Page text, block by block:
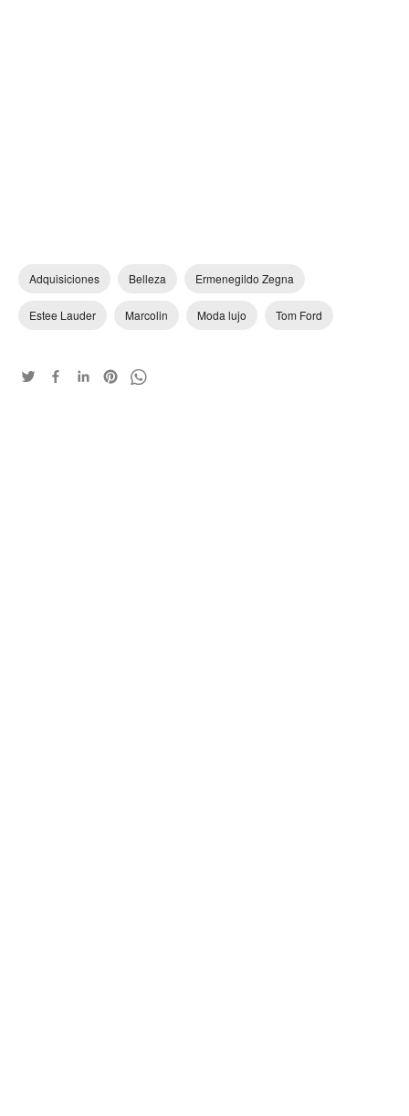
Adquisiciones Belleza Ermenegildo Zegna
Estee Lauder Marcolin Moda lujo Tom Ford